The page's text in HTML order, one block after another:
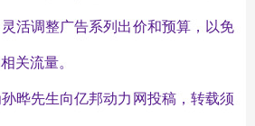
活调整广告系列出价和预算，以免
关流量。
孙晔先生向亿邦动力网投稿，转载须